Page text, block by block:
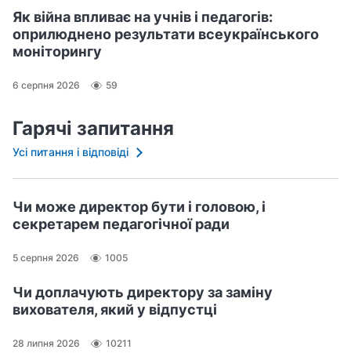
Як війна впливає на учнів і педагогів:
оприлюднено результати всеукраїнського
моніторингу
6 серпня 2026 59
Гарячі запитання
Усі питання і відповіді
Чи може директор бути і головою, і
секретарем педагогічної ради
5 серпня 2026 1005
Чи доплачують директору за заміну
вихователя, який у відпустці
28 липня 2026 10211